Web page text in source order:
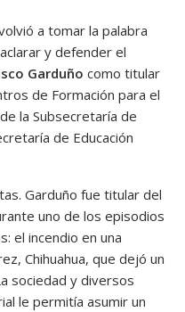
a tomar la palabra
y defender el
Garduño como titular
de Formación para el
la Subsecretaría de
de Educación
Garduño fue titular del
uno de los episodios
el incendio en una
Chihuahua, que dejó un
sociedad y diversos
le permitía asumir un